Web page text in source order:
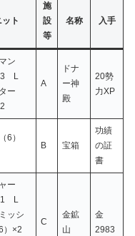
ト
施
設
等
名称 入手
ン
L
ー
A
ドナ
ー神
殿
20勢
力XP
6）
B 宝箱
功績
の証
書
ー
L
ッシ
）×2
C
金鉱
山
金
2983